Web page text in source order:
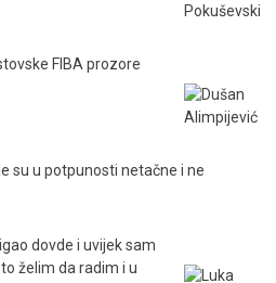
FIBA prozore
su u potpunosti netačne i ne
dovde i uvijek sam
želim da radim i u